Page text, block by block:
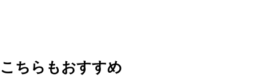
こちらもおすすめ